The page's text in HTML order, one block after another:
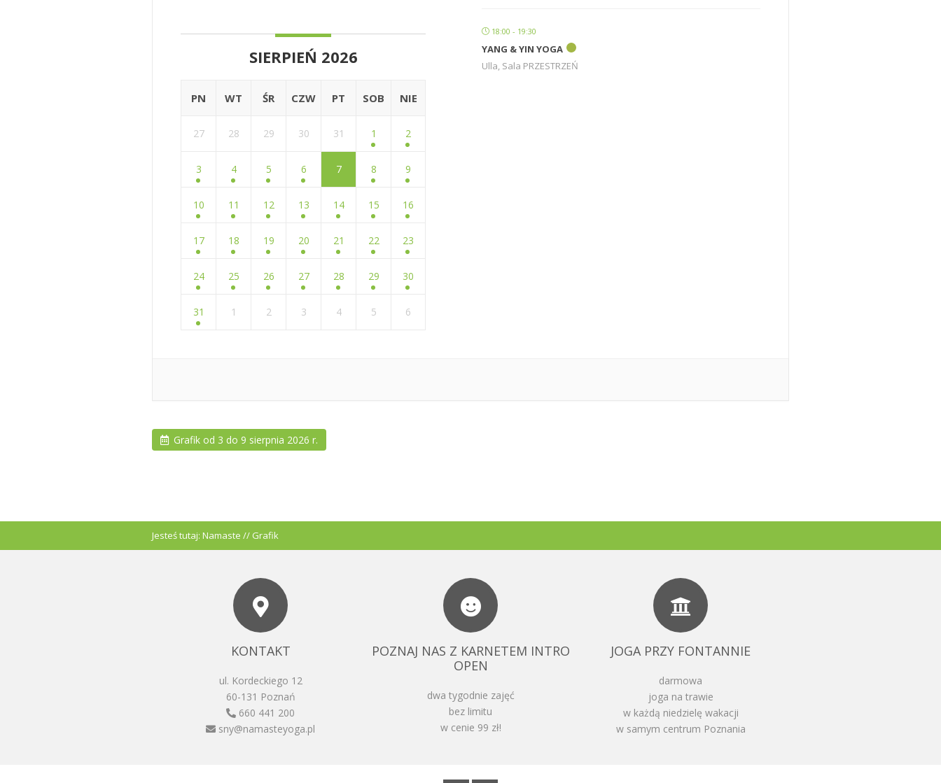
SIERPIEŃ 2026
PN WT ŚR CZW PT SOB NIE
27 28 29 30 31 1 2
3 4 5 6 7 8 9
10 11 12 13 14 15 16
17 18 19 20 21 22 23
24 25 26 27 28 29 30
31 1 2 3 4 5 6
18:00 - 19:30
YANG & YIN YOGA
Ulla , Sala PRZESTRZEŃ
Grafik od 3 do 9 sierpnia 2026 r.
Jesteś tutaj: Namaste // Grafik
KONTAKT
ul. Kordeckiego 12
60-131 Poznań
660 441 200
sny@namasteyoga.pl
POZNAJ NAS Z KARNETEM INTRO
OPEN
dwa tygodnie zajęć
bez limitu
w cenie 99 zł!
JOGA PRZY FONTANNIE
darmowa
joga na trawie
w każdą niedzielę wakacji
w samym centrum Poznania